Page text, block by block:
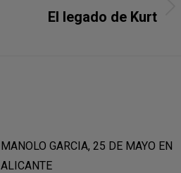
El legado de Kurt
MANOLO GARCIA, 25 DE MAYO EN
ALICANTE